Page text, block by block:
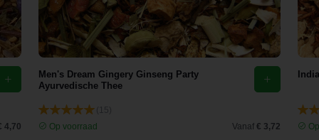
4,70
Men's Dream Gingery Ginseng Party
Ayurvedische Thee
Op voorraad
Vanaf € 3,72